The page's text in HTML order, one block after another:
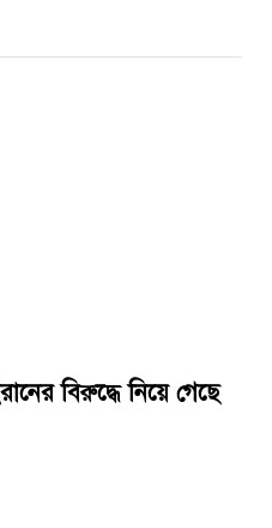
বিরুদ্ধে নিয়ে গেছে